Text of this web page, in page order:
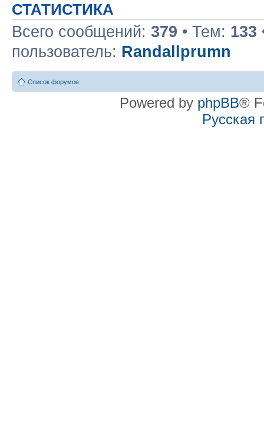
СТАТИСТИКА
Всего сообщений: 379 • Тем: 133
пользователь: Randallprumn
Список форумов
Powered by phpBB®
Русская